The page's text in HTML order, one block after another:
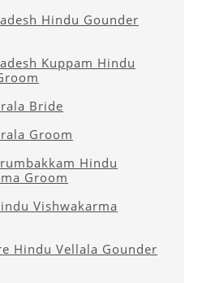
Hindu Gounder
Kuppam Hindu
Bride
Groom
Hindu
Groom
Vishwakarma
Hindu Vellala Gounder